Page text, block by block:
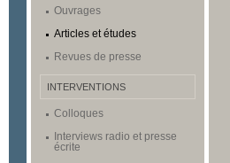
Ouvrages
Articles et études
Revues de presse
INTERVENTIONS
Colloques
Interviews radio et presse
écrite